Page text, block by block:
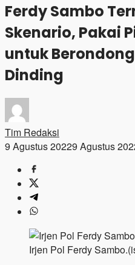
Ferdy Sambo
Skenario, Pakai
untuk
Dinding
Tim Redaksi
9 Agustus 20229 Agustus
Irjen Pol Ferdy